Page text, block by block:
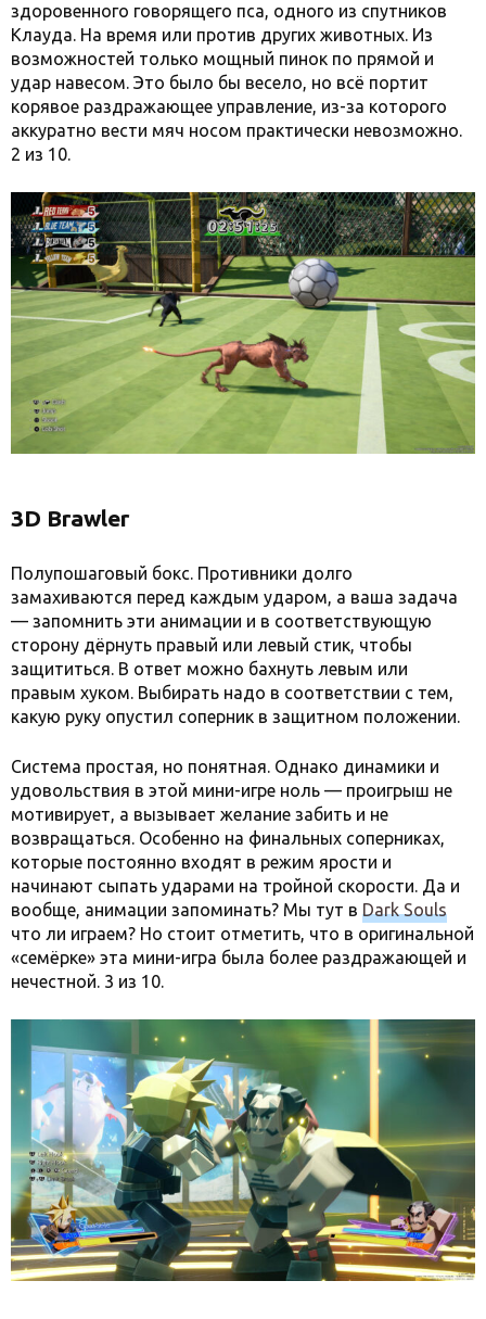
здоровенного говорящего пса, одного из спутников
Клауда. На время или против других животных. Из
возможностей только мощный пинок по прямой и
удар навесом. Это было бы весело, но всё портит
корявое раздражающее управление, из-за которого
аккуратно вести мяч носом практически невозможно.
2 из 10.
3D Brawler
Полупошаговый бокс. Противники долго
замахиваются перед каждым ударом, а ваша задача
— запомнить эти анимации и в соответствующую
сторону дёрнуть правый или левый стик, чтобы
защититься. В ответ можно бахнуть левым или
правым хуком. Выбирать надо в соответствии с тем,
какую руку опустил соперник в защитном положении.
Система простая, но понятная. Однако динамики и
удовольствия в этой мини-игре ноль — проигрыш не
мотивирует, а вызывает желание забить и не
возвращаться. Особенно на финальных соперниках,
которые постоянно входят в режим ярости и
начинают сыпать ударами на тройной скорости. Да и
вообще, анимации запоминать? Мы тут в Dark Souls
что ли играем? Но стоит отметить, что в оригинальной
«семёрке» эта мини-игра была более раздражающей и
нечестной. 3 из 10.